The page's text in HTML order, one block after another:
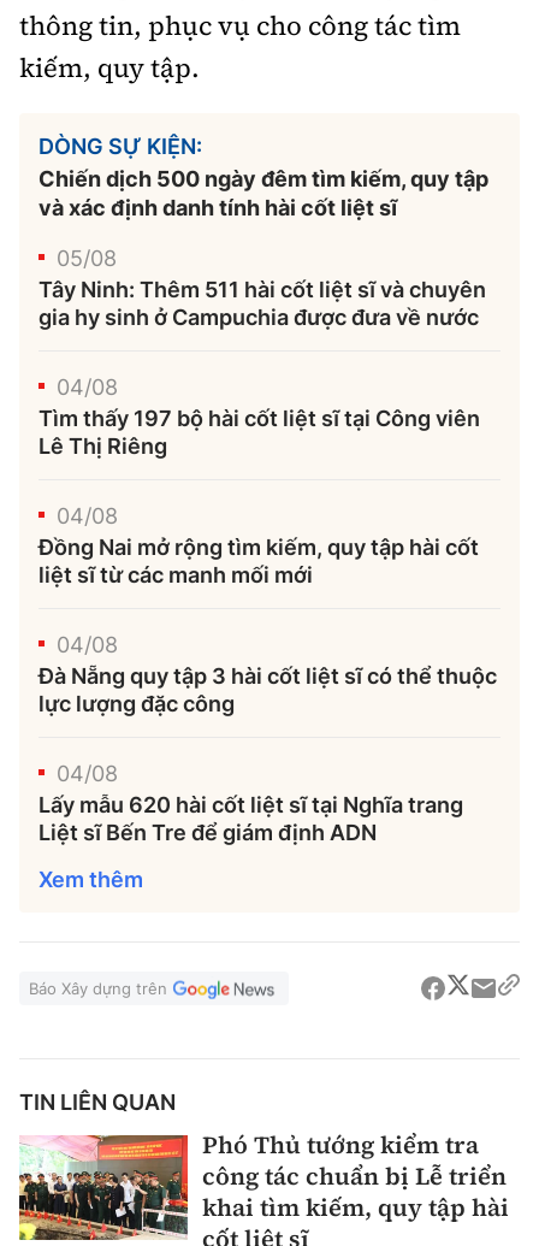
thông tin, phục vụ cho công tác tìm
kiếm, quy tập.
DÒNG SỰ KIỆN:
Chiến dịch 500 ngày đêm tìm kiếm, quy tập
và xác định danh tính hài cốt liệt sĩ
05/08
Tây Ninh: Thêm 511 hài cốt liệt sĩ và chuyên
gia hy sinh ở Campuchia được đưa về nước
04/08
Tìm thấy 197 bộ hài cốt liệt sĩ tại Công viên
Lê Thị Riêng
04/08
Đồng Nai mở rộng tìm kiếm, quy tập hài cốt
liệt sĩ từ các manh mối mới
04/08
Đà Nẵng quy tập 3 hài cốt liệt sĩ có thể thuộc
lực lượng đặc công
04/08
Lấy mẫu 620 hài cốt liệt sĩ tại Nghĩa trang
Liệt sĩ Bến Tre để giám định ADN
Xem thêm
Báo Xây dựng trên
TIN LIÊN QUAN
Phó Thủ tướng kiểm tra
công tác chuẩn bị Lễ triển
khai tìm kiếm, quy tập hài
cốt liệt sĩ